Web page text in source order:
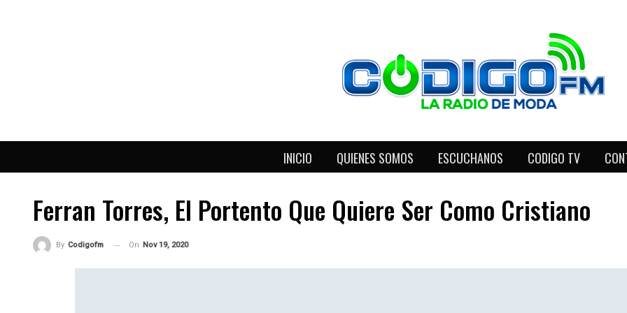
INICIO QUIENES SOMOS ESCUCHANOS CODIGO TV
Ferran Torres, El Portento Que Quiere Ser Como Cristiano
By Codigofm On Nov 19, 2020